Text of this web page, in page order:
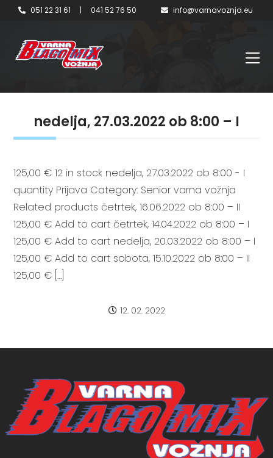
051 22 31 61 | 041 52 76 50 info@varnavoznja.eu
nedelja, 27.03.2022 ob 8:00 – I
125,00 € 12 in stock nedelja, 27.03.2022 ob 8:00 - I
quantity Prijava Category: Senior varna vožnja
Related products četrtek, 16.06.2022 ob 8:00 – II
125,00 € Add to cart četrtek, 14.04.2022 ob 8:00 – I
125,00 € Add to cart nedelja, 20.03.2022 ob 8:00 – I
125,00 € Add to cart sobota, 15.10.2022 ob 8:00 – II
125,00 € […]
12. 02. 2022